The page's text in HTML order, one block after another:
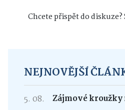
Chcete přispět do diskuze?
NEJNOVĚJŠÍ
5. 08. Zájmové kroužky